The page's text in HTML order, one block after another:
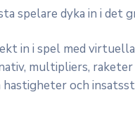
spelare dyka in i det
in i spel med
multipliers,
hastigheter och